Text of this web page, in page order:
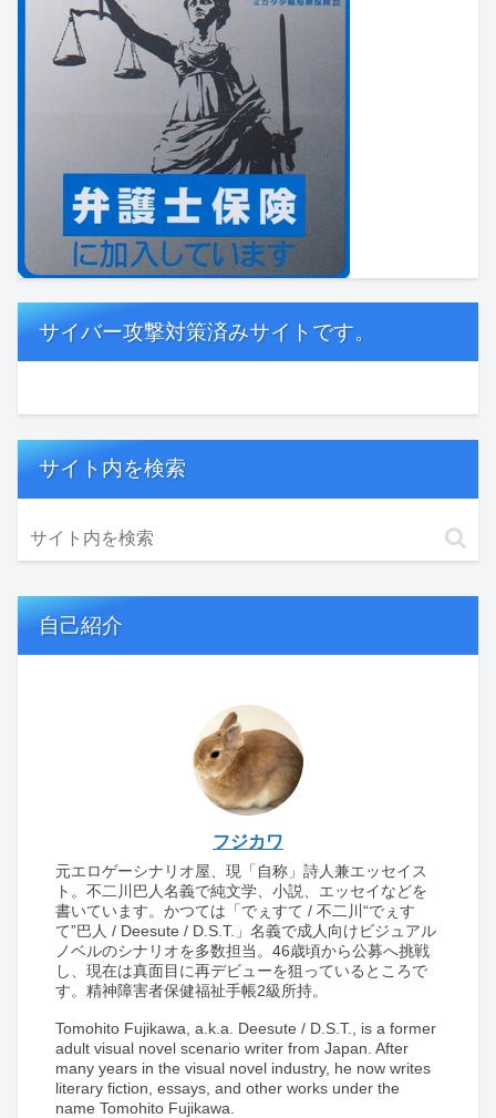
サイバー攻撃対策済みサイトです。
サイト内を検索
自己紹介
フジカワ
元エロゲーシナリオ屋、現「自称」詩人兼エッセイス
ト。不二川巴人名義で純文学、小説、エッセイなどを
書いています。かつては「でぇすて / 不二川“でぇす
て”巴人 / Deesute / D.S.T.」名義で成人向けビジュアル
ノベルのシナリオを多数担当。46歳頃から公募へ挑戦
し、現在は真面目に再デビューを狙っているところで
す。精神障害者保健福祉手帳2級所持。
Tomohito Fujikawa, a.k.a. Deesute / D.S.T., is a former
adult visual novel scenario writer from Japan. After
many years in the visual novel industry, he now writes
literary fiction, essays, and other works under the
name Tomohito Fujikawa.